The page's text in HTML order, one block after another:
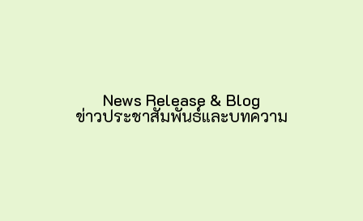
News Release & Blog
ข่าวประชาสัมพันธ์และบทความ